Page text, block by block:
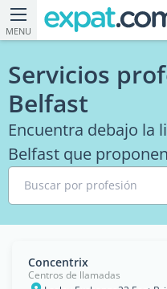
MENU
Servicios
Belfast
Encuentra debajo la
Belfast que
Buscar por profesión
Concentrix
Centros de llamadas